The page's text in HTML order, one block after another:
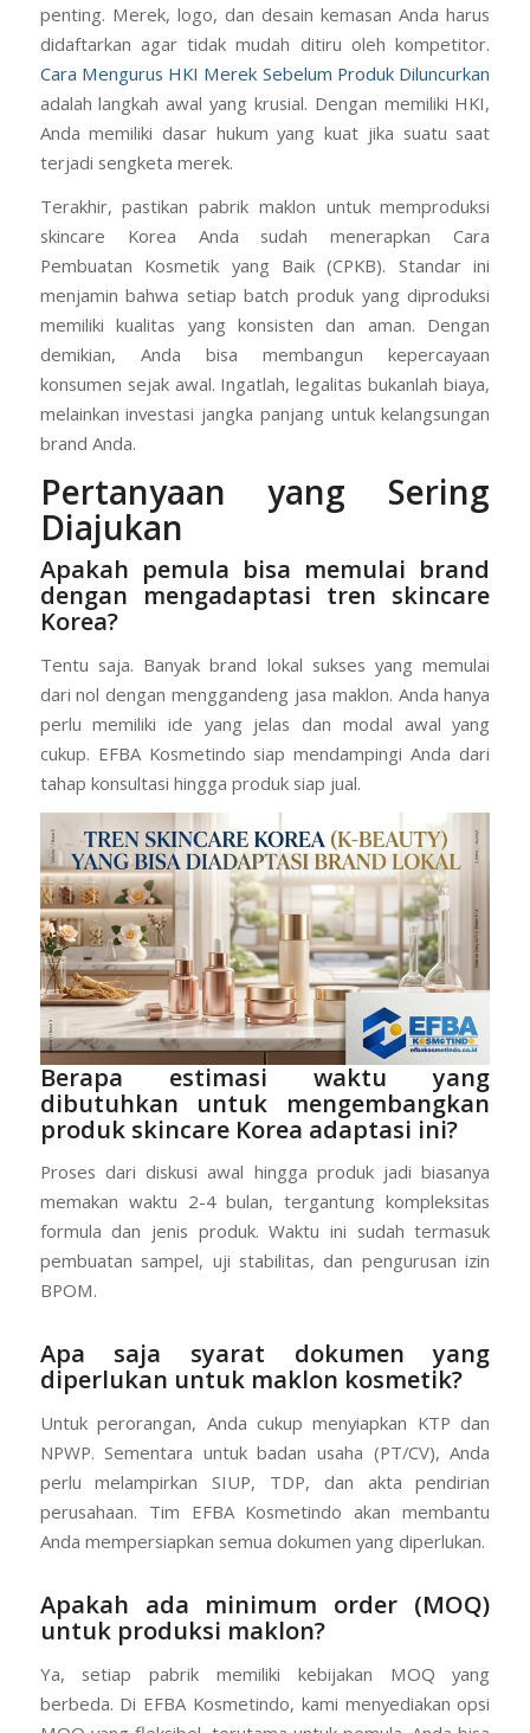
penting. Merek, logo, dan desain kemasan Anda harus
didaftarkan agar tidak mudah ditiru oleh kompetitor.
Cara Mengurus HKI Merek Sebelum Produk Diluncurkan
adalah langkah awal yang krusial. Dengan memiliki HKI,
Anda memiliki dasar hukum yang kuat jika suatu saat
terjadi sengketa merek.
Terakhir, pastikan pabrik maklon untuk memproduksi
skincare Korea Anda sudah menerapkan Cara
Pembuatan Kosmetik yang Baik (CPKB). Standar ini
menjamin bahwa setiap batch produk yang diproduksi
memiliki kualitas yang konsisten dan aman. Dengan
demikian, Anda bisa membangun kepercayaan
konsumen sejak awal. Ingatlah, legalitas bukanlah biaya,
melainkan investasi jangka panjang untuk kelangsungan
brand Anda.
Pertanyaan yang Sering
Diajukan
Apakah pemula bisa memulai brand
dengan mengadaptasi tren skincare
Korea?
Tentu saja. Banyak brand lokal sukses yang memulai
dari nol dengan menggandeng jasa maklon. Anda hanya
perlu memiliki ide yang jelas dan modal awal yang
cukup. EFBA Kosmetindo siap mendampingi Anda dari
tahap konsultasi hingga produk siap jual.
Berapa estimasi waktu yang
dibutuhkan untuk mengembangkan
produk skincare Korea adaptasi ini?
Proses dari diskusi awal hingga produk jadi biasanya
memakan waktu 2-4 bulan, tergantung kompleksitas
formula dan jenis produk. Waktu ini sudah termasuk
pembuatan sampel, uji stabilitas, dan pengurusan izin
BPOM.
Apa saja syarat dokumen yang
diperlukan untuk maklon kosmetik?
Untuk perorangan, Anda cukup menyiapkan KTP dan
NPWP. Sementara untuk badan usaha (PT/CV), Anda
perlu melampirkan SIUP, TDP, dan akta pendirian
perusahaan. Tim EFBA Kosmetindo akan membantu
Anda mempersiapkan semua dokumen yang diperlukan.
Apakah ada minimum order (MOQ)
untuk produksi maklon?
Ya, setiap pabrik memiliki kebijakan MOQ yang
berbeda. Di EFBA Kosmetindo, kami menyediakan opsi